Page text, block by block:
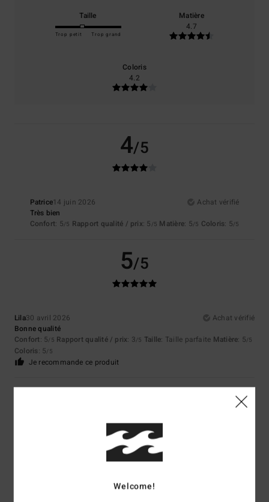
Taille
Trop petit Trop grand
Matière
4.7
Coloris
4.2
4/5
Patrice14 juin 2026
Achat vérifié
Très bien
Confort: 5/5 Rapport qualité / prix: 5 /5 Matière: 5/5 Coloris: 5/5
5/5
Lila30 avril 2026
Achat vérifié
Bonne qualité
Confort: 5/5 Rapport qualité / prix: 3/5 Taille: Taille parfaite Matière: 5/5
Coloris: 5/5
Je recommande ce produit
5
Welcome!